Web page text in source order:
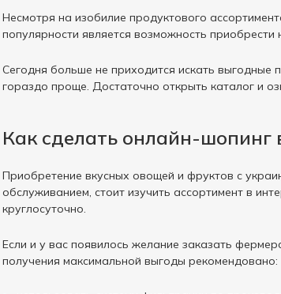
Несмотря на изобилие продуктового
популярности является возможность
Сегодня больше не приходится искать
гораздо проще. Достаточно открыть каталог и
Как сделать онлайн-
Приобретение вкусных овощей и фруктов с
обслуживанием, стоит изучить ассортимент в
круглосуточно.
Если и у вас появилось желание заказать
получения максимальной выгоды рекомендовано: